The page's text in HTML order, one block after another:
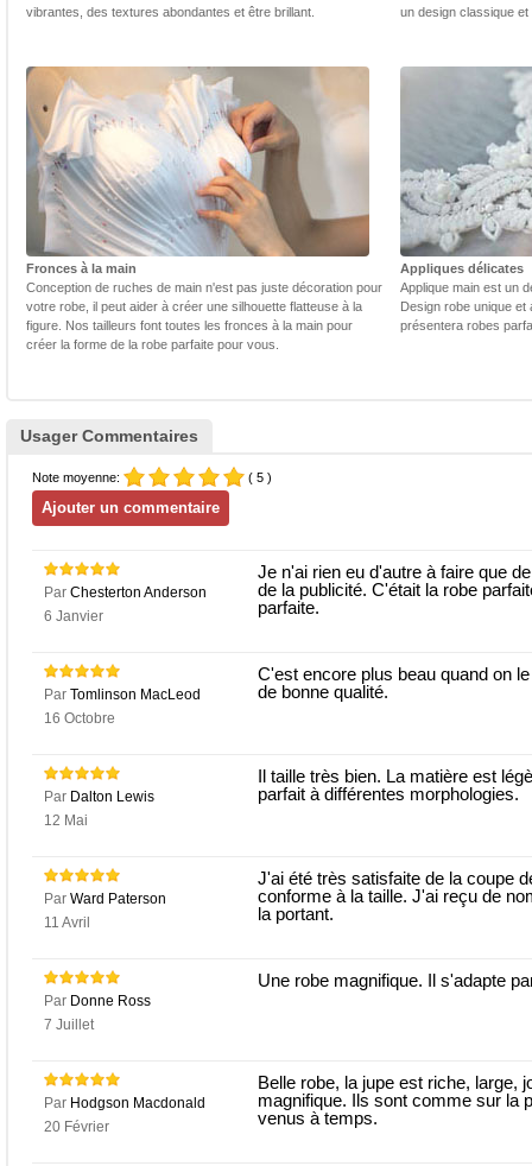
vibrantes, des textures abondantes et être brillant. un design classique
Fronces à la main
Conception de ruches de main n'est pas juste décoration pour
votre robe, il peut aider à créer une silhouette flatteuse à la
figure. Nos tailleurs font toutes les fronces à la main pour
créer la forme de la robe parfaite pour vous.
Appliques délicates
Applique main est un
Design robe unique et
présentera robes
Usager Commentaires
Note moyenne: ( 5 )
Par Chesterton Anderson
6 Janvier
Je n'ai rien eu d'autre à faire que
de la publicité. C'était la robe
parfaite.
Par Tomlinson MacLeod
16 Octobre
C'est encore plus beau quand on
de bonne qualité.
Par Dalton Lewis
12 Mai
Il taille très bien. La matière est
parfait à différentes morphologies.
Par Ward Paterson
11 Avril
J'ai été très satisfaite de la coupe
conforme à la taille. J'ai reçu de
la portant.
Par Donne Ross
7 Juillet
Une robe magnifique. Il s'adapte
Par Hodgson Macdonald
20 Février
Belle robe, la jupe est riche, large,
magnifique. Ils sont comme sur la
venus à temps.